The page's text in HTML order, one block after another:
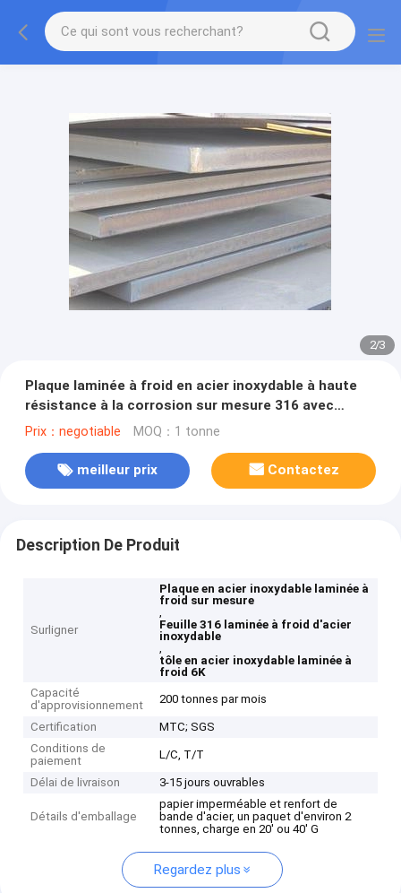
2/3
Plaque laminée à froid en acier inoxydable à haute
résistance à la corrosion sur mesure 316 avec
surface 6K
Prix：negotiable MOQ：1 tonne
meilleur prix Contactez
Description De Produit
Surligner
Plaque en acier inoxydable laminée à
froid sur mesure
,
Feuille 316 laminée à froid d'acier
inoxydable
,
tôle en acier inoxydable laminée à
froid 6K
Capacité
d'approvisionnement
200 tonnes par mois
Certification
MTC; SGS
Conditions de
paiement
L/C, T/T
Délai de livraison 3-15 jours ouvrables
Détails d'emballage
papier imperméable et renfort de
bande d'acier, un paquet d'environ 2
tonnes, charge en 20' ou 40' G
Regardez plus